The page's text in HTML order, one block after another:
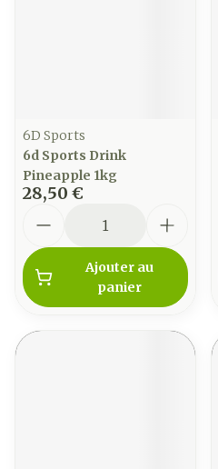
6D Sports
6d Sports Drink
Pineapple 1kg
28,50 €
Ajouter au
panier